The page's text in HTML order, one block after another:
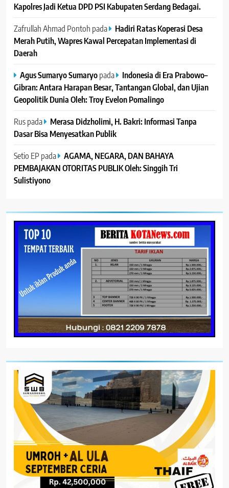
Kapolres Jadi Ketua DPD PSI Kabupaten Serdang Bedagai. ‎ ‎
Zafrullah Ahmad Pontoh pada
Hadiri Ratas Koperasi Desa
Merah Putih, Wapres Kawal Percepatan Implementasi di
Daerah
Agus Sumaryo Sumaryopada
Indonesia di Era Prabowo–
Gibran: Antara Harapan Besar, Tantangan Global, dan Ujian
Geopolitik Dunia Oleh: Troy Evelon Pomalingo
Ruspada
Merasa Didzholimi, H. Bakri: Informasi Tanpa
Dasar Bisa Menyesatkan Publik
Setio EP pada
AGAMA, NEGARA, DAN BAHAYA
PEMBAJAKAN OTORITAS PUBLIK Oleh: Singgih Tri
Sulistiyono